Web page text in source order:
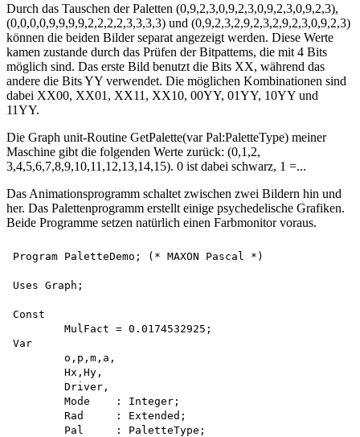
Durch das Tauschen der Paletten (0,9,2,3,0,9,2,3,0,9,2,3,0,9,2,3),
(0,0,0,0,9,9,9,9,2,2,2,2,3,3,3,3) und (0,9,2,3,2,9,2,3,2,9,2,3,0,9,2,3)
können die beiden Bilder separat angezeigt werden. Diese Werte
kamen zustande durch das Prüfen der Bitpattems, die mit 4 Bits
möglich sind. Das erste Bild benutzt die Bits XX, während das
andere die Bits YY verwendet. Die möglichen Kombinationen sind
dabei XX00, XX01, XX11, XX10, 00YY, 01YY, 10YY und
11YY.
Die Graph unit-Routine GetPalette(var Pal:PaletteType) meiner
Maschine gibt die folgenden Werte zurück: (0,1,2,
3,4,5,6,7,8,9,10,11,12,13,14,15). 0 ist dabei schwarz, 1 =...
Das Animationsprogramm schaltet zwischen zwei Bildern hin und
her. Das Palettenprogramm erstellt einige psychedelische Grafiken.
Beide Programme setzen natürlich einen Farbmonitor voraus.
Program PaletteDemo; (* MAXON Pascal *)
Uses Graph;
Const
        MulFact = 0.0174532925;
Var
        o,p,m,a,
        Hx,Hy,
        Driver,
        Mode    : Integer;
        Rad     : Extended;
        Pal     : PaletteType;